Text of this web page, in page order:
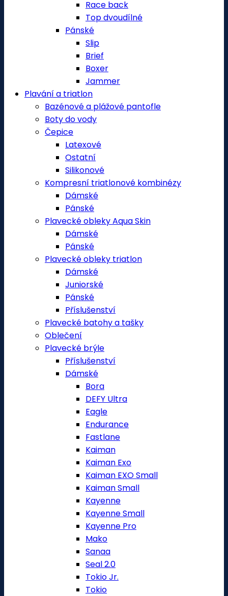
Race back
Top dvoudílné
Pánské
Slip
Brief
Boxer
Jammer
Plavání a triatlon
Bazénové a plážové pantofle
Boty do vody
Čepice
Latexové
Ostatní
Silikonové
Kompresní triatlonové kombinézy
Dámské
Pánské
Plavecké obleky Aqua Skin
Dámské
Pánské
Plavecké obleky triatlon
Dámské
Juniorské
Pánské
Příslušenství
Plavecké batohy a tašky
Oblečení
Plavecké brýle
Příslušenství
Dámské
Bora
DEFY Ultra
Eagle
Endurance
Fastlane
Kaiman
Kaiman Exo
Kaiman EXO Small
Kaiman Small
Kayenne
Kayenne Small
Kayenne Pro
Mako
Sanaa
Seal 2.0
Tokio Jr.
Tokio